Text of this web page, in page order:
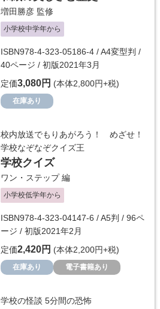
増田勝彦 監修
小学校中学年から
ISBN978-4-323-05186-4 / A4変型判 /
40ページ / 初版2021年3月
定価3,080円 (本体2,800円+税)
在庫あり
校内放送でもりあがろう！ めざせ！
学校なぞなぞクイズ王
学校クイズ
ワン・ステップ編
小学校低学年から
ISBN978-4-323-04147-6 / A5判 / 96ペ
ージ / 初版2021年2月
定価2,420円 (本体2,200円+税)
在庫あり 電子書籍あり
学校の怪談 5分間の恐怖